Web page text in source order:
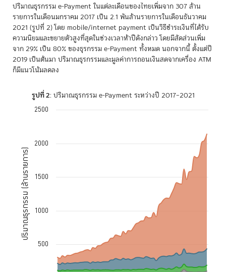
ปริมาณธุรกรรม e-Payment ในแต่ละเดือนของไทยเพิ่มจาก 307 ล้าน
รายการในเดือนมกราคม 2017 เป็น 2.1 พันล้านรายการในเดือนธันวาคม
2021 (รูปที่ 2) โดย mobile/internet payment เป็นวิธีชำระเงินที่ได้รับ
ความนิยมและขยายตัวสูงที่สุดในช่วงเวลาห้าปีดังกล่าว โดยมีสัดส่วนเพิ่ม
จาก 29% เป็น 80% ของธุรกรรม e-Payment ทั้งหมด นอกจากนี้ ตั้งแต่ปี
2019 เป็นต้นมา ปริมาณธุรกรรมและมูลค่าการถอนเงินสดจากเครื่อง ATM
ก็มีแนวโน้มลดลง
รูปที่ 2: ปริมาณธุรกรรม e-Payment ระหว่างปี 2017–2021
The chart has 1 X axis displaying Time. Data ranges from 2017-
The chart has 1 Y axis displaying ปริมาณธุรกรรม (ล้านรายการ). Data
ปริมาณธุรกรรม (ล้านรายการ)
500
1000
1500
2000
2500